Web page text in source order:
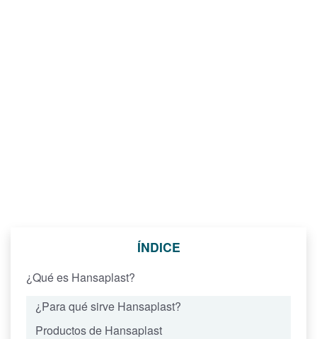
ÍNDICE
¿Qué es Hansaplast?
¿Para qué sirve Hansaplast?
Productos de Hansaplast